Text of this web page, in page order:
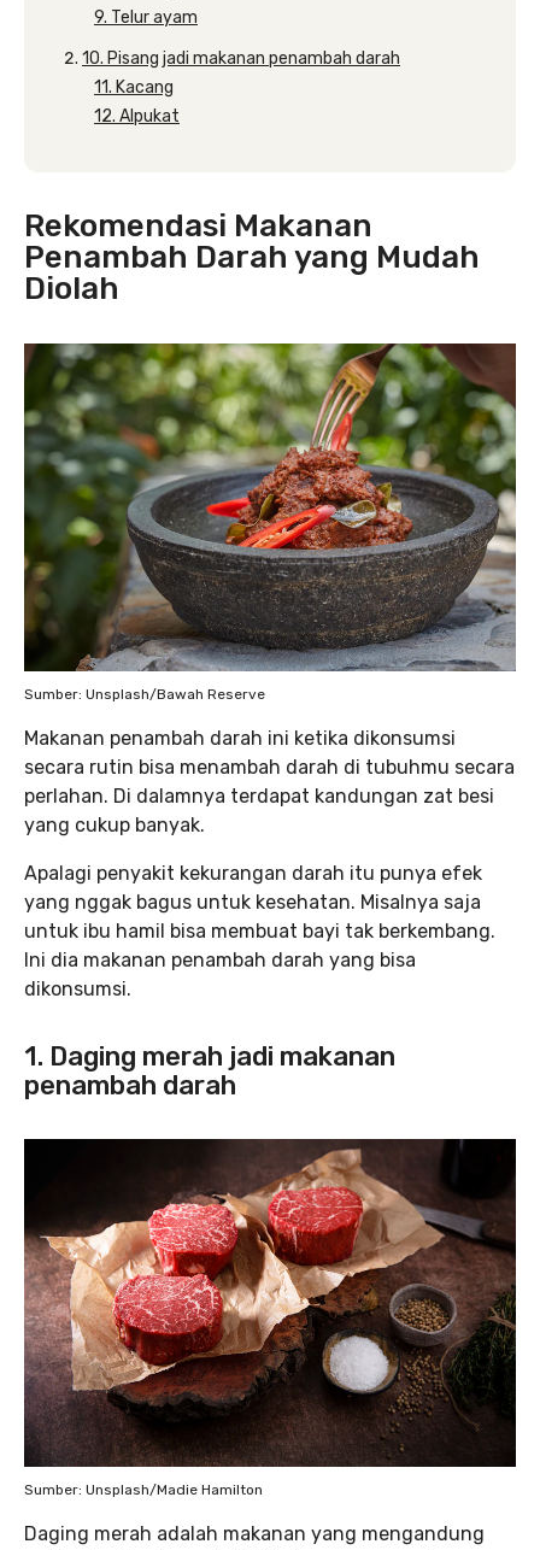
9. Telur ayam
10. Pisang jadi makanan penambah darah
11. Kacang
12. Alpukat
Rekomendasi Makanan
Penambah Darah yang Mudah
Diolah
Sumber: Unsplash/Bawah Reserve
Makanan penambah darah ini ketika dikonsumsi
secara rutin bisa menambah darah di tubuhmu secara
perlahan. Di dalamnya terdapat kandungan zat besi
yang cukup banyak.
Apalagi penyakit kekurangan darah itu punya efek
yang nggak bagus untuk kesehatan. Misalnya saja
untuk ibu hamil bisa membuat bayi tak berkembang.
Ini dia makanan penambah darah yang bisa
dikonsumsi.
1. Daging merah jadi makanan
penambah darah
Sumber: Unsplash/Madie Hamilton
Daging merah adalah makanan yang mengandung